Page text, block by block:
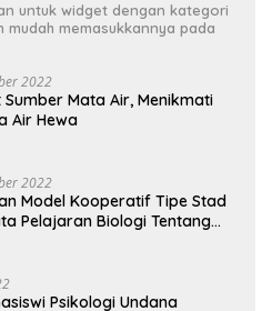
untuk widget dengan kategori
memasukkannya pada
2022
Mata Air, Menikmati
Air Hewa
2022
Model Kooperatif Tipe Stad
Pelajaran Biologi Tentang
Psikologi Undana